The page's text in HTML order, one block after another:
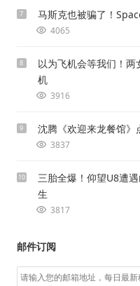
7 马斯克也被骗了！
4065
8
以为飞机会等我们！
机
3916
9 沈腾《欢迎来龙餐馆》
3837
10
三胎全爆！仰望U8遭
生
3817
邮件订阅